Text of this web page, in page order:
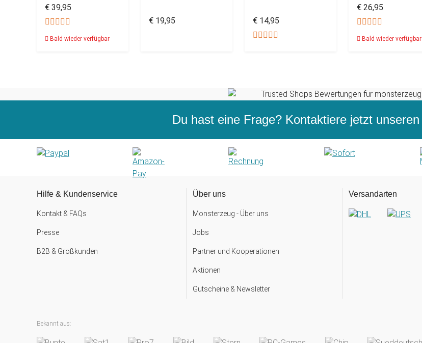
€ 39,95
Bald wieder verfügbar
€ 19,95 € 14,95
€ 26,95
Bald wieder verfügbar
Du hast eine Frage? Kontaktiere jetzt unseren
Hilfe & Kundenservice
Kontakt & FAQs
Presse
B2B & Großkunden
Über uns
Monsterzeug - Über uns
Jobs
Partner und Kooperationen
Aktionen
Gutscheine & Newsletter
Versandarten
Bekannt aus: